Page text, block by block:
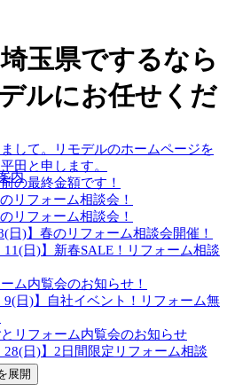
玉県でするなら
ルにお任せくだ
内
展開
して。リモデルのホームページを
田と申します。
の最終金額です！
リフォーム相談会！
リフォーム相談会！
日)】春のリフォーム相談会開催！
11(日)】新春SALE！リフォーム相談
ム内覧会のお知らせ！
9(日)】自社イベント！リフォーム無
リフォーム内覧会のお知らせ
28(日)】2日間限定リフォーム相談